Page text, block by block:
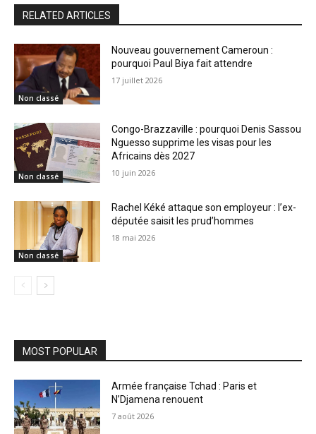
RELATED ARTICLES
Non classé
Nouveau gouvernement Cameroun :
pourquoi Paul Biya fait attendre
17 juillet 2026
Non classé
Congo-Brazzaville : pourquoi Denis Sassou
Nguesso supprime les visas pour les
Africains dès 2027
10 juin 2026
Non classé
Rachel Kéké attaque son employeur : l’ex-
députée saisit les prud’hommes
18 mai 2026
MOST POPULAR
Armée française Tchad : Paris et
N’Djamena renouent
7 août 2026